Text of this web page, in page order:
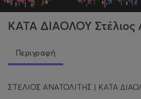
ΚΑΤΑ ΔΙΑΟΛΟΥ Στέλιος
Περιγραφή
ΣΤΕΛΙΟΣ ΑΝΑΤΟΛΙΤΗΣ | ΚΑΤΑ